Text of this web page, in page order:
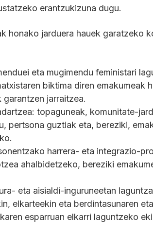
erantzukizuna dugu.
honako jarduera hauek garatzeko
eta mugimendu feministari
biktima diren emakumeak
jarraitzea.
topaguneak, komunitate-
pertsona guztiak eta, bereziki,
harrera- eta integrazio-
ahalbidetzeko, bereziki
eta aisialdi-inguruneetan
elkarteekin eta berdintasunaren
esparruan elkarri laguntzeko